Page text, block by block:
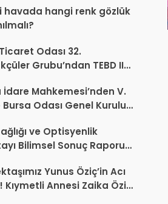
havada hangi renk gözlük
Odası 32.
Grubu’ndan TEBD II
açıklaması
İdare Mahkemesi’nden V.
Odası Genel Kurulu
ve Optisyenlik
Bilimsel Sonuç Raporu
Yunus Öziç’in Acı
Kıymetli Annesi Zaika Öziç